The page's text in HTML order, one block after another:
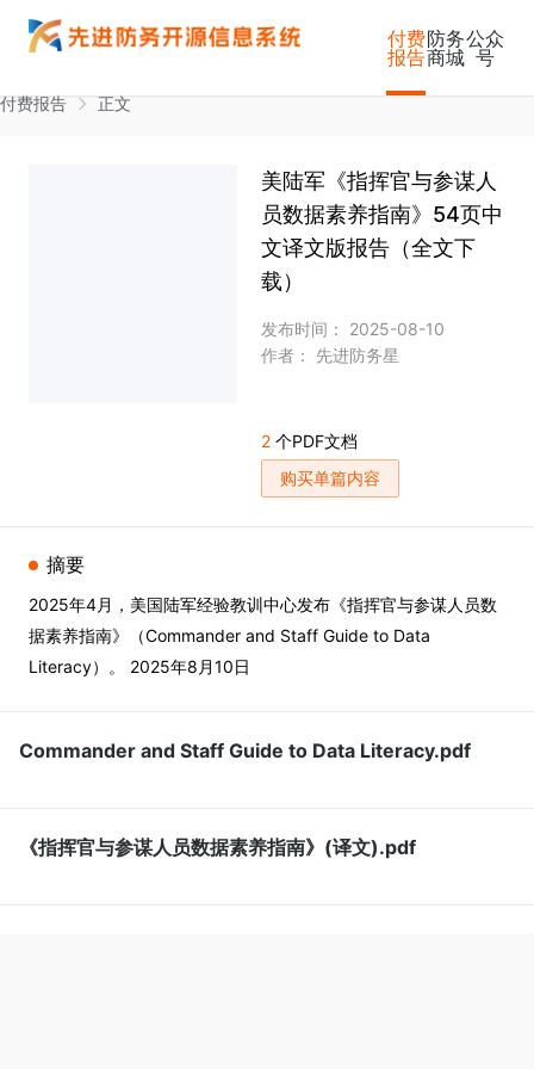
付费
报告
防务
商城
公众
号
付费报告 正文
美陆军《指挥官与参谋人
员数据素养指南》54页中
文译文版报告（全文下
载）
发布时间： 2025-08-10
作者： 先进防务星
2 个PDF文档
购买单篇内容
摘要
2025年4月，美国陆军经验教训中心发布《指挥官与参谋人员数
据素养指南》（Commander and Staff Guide to Data
Literacy）。 2025年8月10日
Commander and Staff Guide to Data Literacy.pdf
《指挥官与参谋人员数据素养指南》(译文).pdf